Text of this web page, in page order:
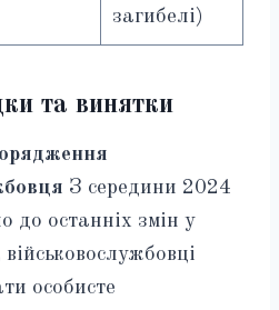
загибелі)
та винятки
З середини 2024
до останніх змін у
особисте